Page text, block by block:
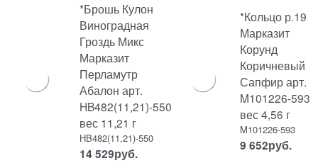
*Брошь Кулон
Виноградная
Гроздь Микс
Марказит
Перламутр
Абалон арт.
HB482(11,21)-550
вес 11,21 г
HB482(11,21)-550
14 529руб.
*Кольцо р.19
Марказит
Корунд
Коричневый
Сапфир арт.
M101226-593
вес 4,56 г
M101226-593
9 652руб.